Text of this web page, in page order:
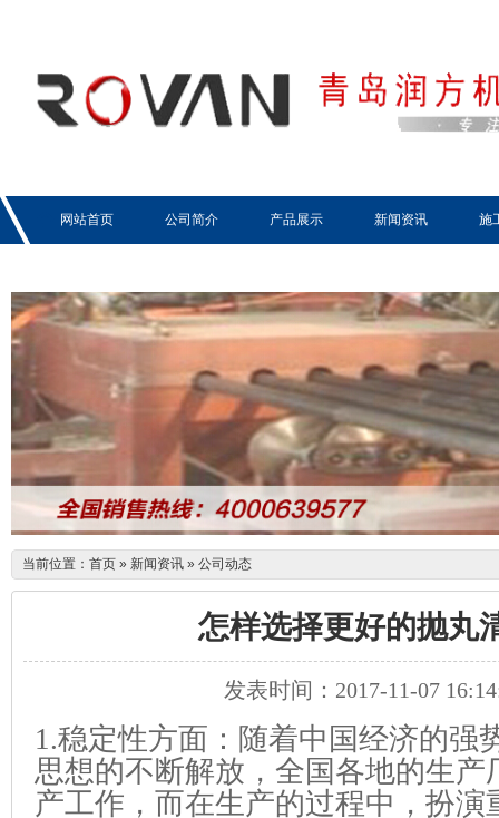
网站首页 公司简介 产品展示 新闻资讯 施
当前位置： 首页 » 新闻资讯 » 公司动态
怎样选择更好的抛丸
发表时间：2017-11-07
1.稳定性方面：随着中国经济的强
思想的不断解放，全国各地的生产
产工作，而在生产的过程中，扮演